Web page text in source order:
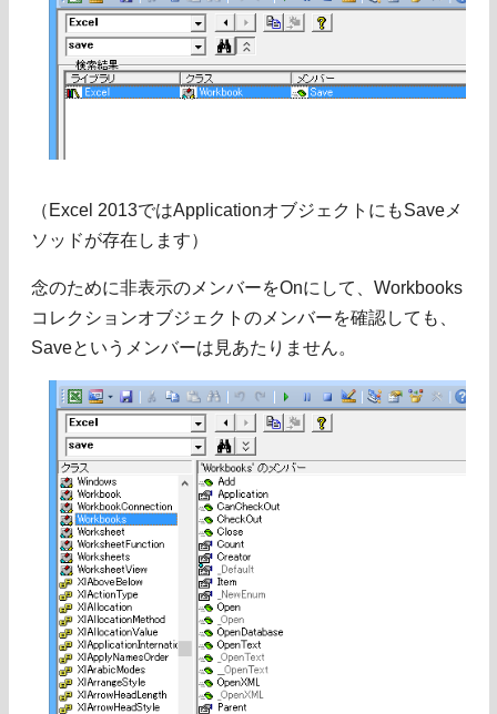
（Excel 2013ではApplicationオブジェクトにもSaveメ
ソッドが存在します）
念のために非表示のメンバーをOnにして、Workbooks
コレクションオブジェクトのメンバーを確認しても、
Saveというメンバーは見あたりません。